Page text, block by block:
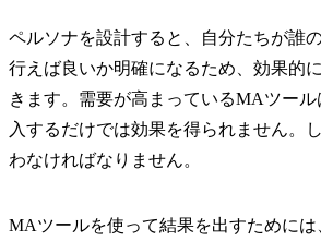
ペルソナを設計すると、自分たちが誰
行えば良いか明確になるため、効果的
きます。需要が高まっているMAツー
入するだけでは効果を得られません。
わなければなりません。
MAツールを使って結果を出すためには